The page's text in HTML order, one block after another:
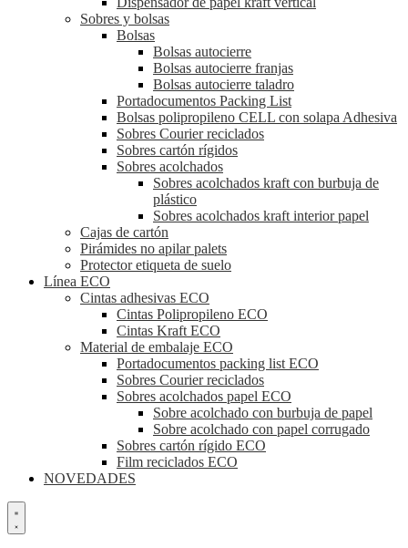
Sobres y bolsas
Bolsas
Bolsas autocierre
Bolsas autocierre franjas
Bolsas autocierre taladro
Portadocumentos Packing List
Bolsas polipropileno CELL con solapa Adhesiva
Sobres Courier reciclados
Sobres cartón rígidos
Sobres acolchados
Sobres acolchados kraft con burbuja de
plástico
Sobres acolchados kraft interior papel
Cajas de cartón
Pirámides no apilar palets
Protector etiqueta de suelo
Línea ECO
Cintas adhesivas ECO
Cintas Polipropileno ECO
Cintas Kraft ECO
Material de embalaje ECO
Portadocumentos packing list ECO
Sobres Courier reciclados
Sobres acolchados papel ECO
Sobre acolchado con burbuja de papel
Sobre acolchado con papel corrugado
Sobres cartón rígido ECO
Film reciclados ECO
NOVEDADES